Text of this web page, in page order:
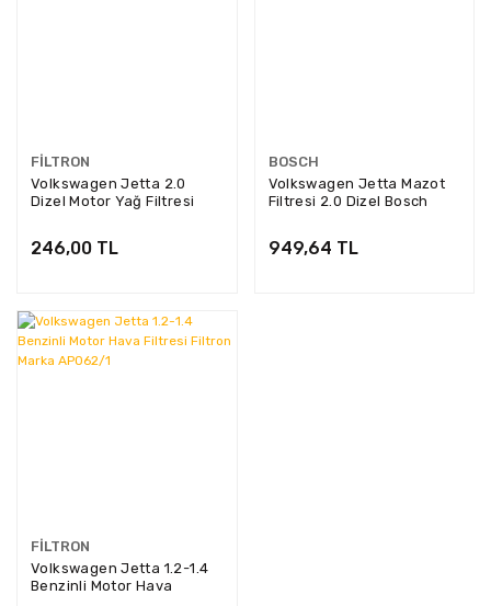
FILTRON
Volkswagen Jetta 2.0
Dizel Motor Yağ Filtresi
246,00 TL
BOSCH
Volkswagen Jetta Mazot
Filtresi 2.0 Dizel Bosch
949,64 TL
FILTRON
Volkswagen Jetta 1.2-1.4
Benzinli Motor Hava